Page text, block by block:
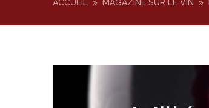
ACCUEIL MAGAZINE SUR LE VIN